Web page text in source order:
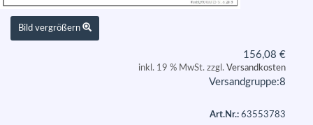
Bild vergrößern
156,08 €
inkl. 19 % MwSt. zzgl. Versandkosten
Versandgruppe:8
Art.Nr.: 63553783